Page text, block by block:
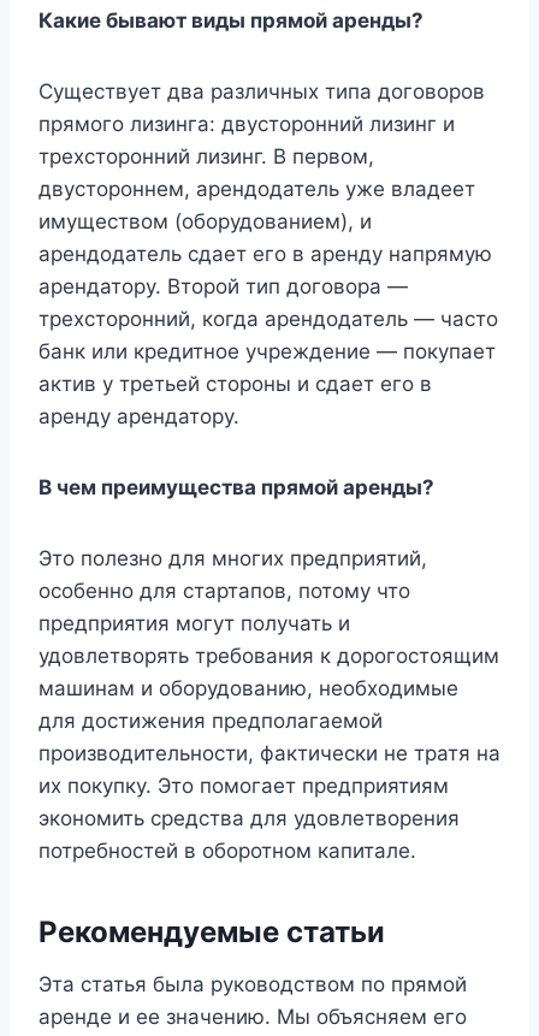
Какие бывают виды прямой аренды?
Существует два различных типа договоров
прямого лизинга: двусторонний лизинг и
трехсторонний лизинг. В первом,
двустороннем, арендодатель уже владеет
имуществом (оборудованием), и
арендодатель сдает его в аренду напрямую
арендатору. Второй тип договора —
трехсторонний, когда арендодатель — часто
банк или кредитное учреждение — покупает
актив у третьей стороны и сдает его в
аренду арендатору.
В чем преимущества прямой аренды?
Это полезно для многих предприятий,
особенно для стартапов, потому что
предприятия могут получать и
удовлетворять требования к дорогостоящим
машинам и оборудованию, необходимые
для достижения предполагаемой
производительности, фактически не тратя на
их покупку. Это помогает предприятиям
экономить средства для удовлетворения
потребностей в оборотном капитале.
Рекомендуемые статьи
Эта статья была руководством по прямой
аренде и ее значению. Мы объясняем его